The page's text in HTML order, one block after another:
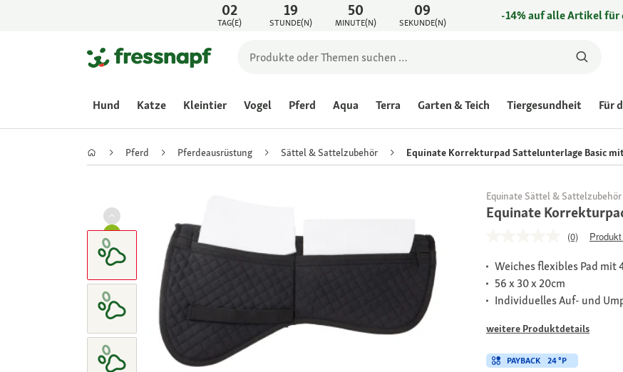
02
TAG(E)
19
STUNDE(N)
50
MINUTE(N)
09
SEKUNDE(N) -14% auf alle Artikel
Hund Katze Kleintier Vogel Pferd Aqua Terra Garten & Teich Tiergesundheit Für
Pferd Pferdeausrüstung Sättel & Sattelzubehör Equinate Korrekturpad Sattelunterlage Basic
Equinate Sättel & Sattelzubehör
Equinate
(0)
Weiches flexibles Pad mit
56 x 30 x 20cm
Individuelles Auf- und
weitere Produktdetails
PAYBACK 24 °P